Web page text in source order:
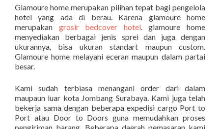
Glamoure home merupakan pilihan tepat bagi pengelola
hotel yang ada di berau. Karena glamoure home
merupakan grosir bedcover hotel. glamoure home
menyediakan berbagai jenis sprei dan juga dengan
ukurannya, bisa ukuran standart maupun custom.
Glamoure home melayani eceran maupun dalam partai
besar.
Kami sudah terbiasa menangani order dari dalam
maupaun luar kota Jombang Surabaya. Kami juga telah
bekerja sama dengan beberapa expedisi cargo Port to
Port atau Door to Doors guna memudahkan proses